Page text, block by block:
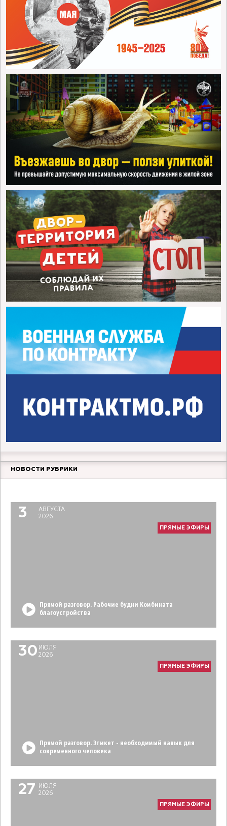
НОВОСТИ РУБРИКИ
6
Прямой разговор. Молодой педагог
3
АВГУСТА
2026
ПРЯМЫЕ ЭФИРЫ
Прямой разговор. Рабочие будни Комбината
благоустройства
30 ИЮЛЯ
2026
ПРЯМЫЕ ЭФИРЫ
Прямой разговор. Этикет - необходимый навык для
современного человека
27
ИЮЛЯ
2026
ПРЯМЫЕ ЭФИРЫ